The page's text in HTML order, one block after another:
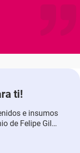
ti!
e insumos
de Felipe Gil